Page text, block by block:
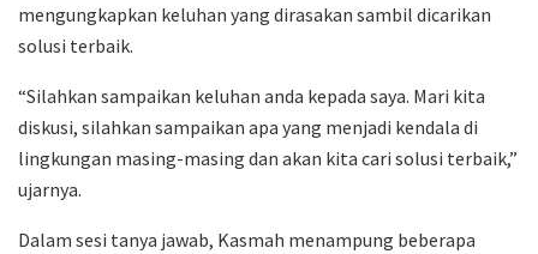
mengungkapkan keluhan yang dirasakan sambil dicarikan
solusi terbaik.
“Silahkan sampaikan keluhan anda kepada saya. Mari kita
diskusi, silahkan sampaikan apa yang menjadi kendala di
lingkungan masing-masing dan akan kita cari solusi terbaik,”
ujarnya.
Dalam sesi tanya jawab, Kasmah menampung beberapa